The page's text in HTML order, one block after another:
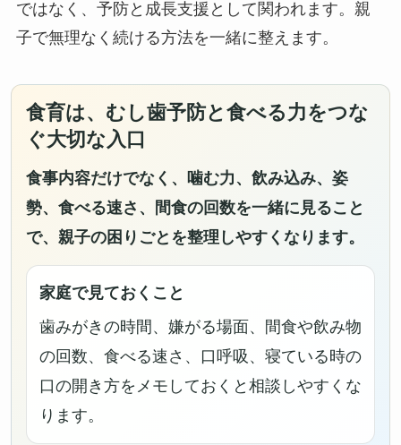
ではなく、予防と成長支援として関われます。親
子で無理なく続ける方法を一緒に整えます。
食育は、むし歯予防と食べる力をつな
ぐ大切な入口
食事内容だけでなく、噛む力、飲み込み、姿
勢、食べる速さ、間食の回数を一緒に見ること
で、親子の困りごとを整理しやすくなります。
家庭で見ておくこと
歯みがきの時間、嫌がる場面、間食や飲み物
の回数、食べる速さ、口呼吸、寝ている時の
口の開き方をメモしておくと相談しやすくな
ります。